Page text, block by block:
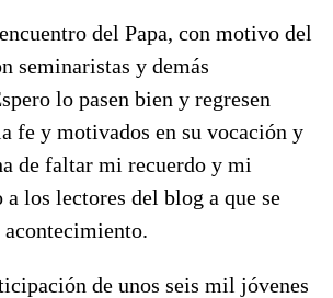
del Papa, con motivo del
seminaristas y demás
lo pasen bien y regresen
fe y motivados en su vocación y
de faltar mi recuerdo y mi
los lectores del blog a que se
de unos seis mil jóvenes